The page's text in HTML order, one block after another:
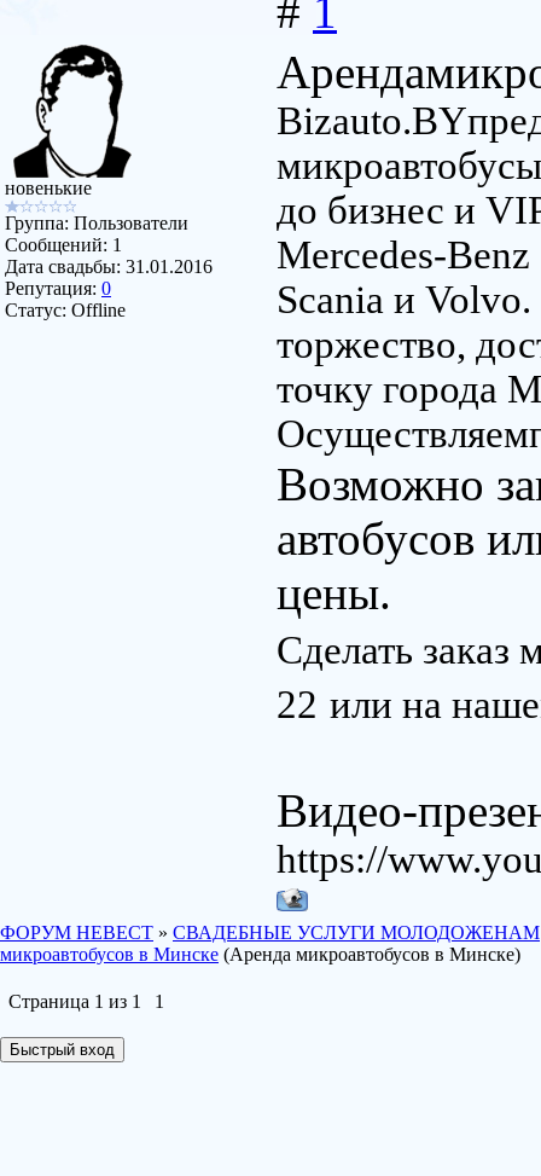
# 1
новенькие
Группа: Пользователи
Сообщений: 1
Дата свадьбы: 31.01.2016
Репутация: 0
Статус: Offline
до бизнес и
Mercedes-
Scania и
торжество,
точку города
Возможно
автобусов
цены.
Сделать заказ
22 или на
Видео-
https://
ФОРУМ НЕВЕСТ » СВАДЕБНЫЕ УСЛУГИ МОЛОДОЖЕНАМ
микроавтобусов в Минске (Аренда микроавтобусов в Минске)
Страница 1 из 1 1